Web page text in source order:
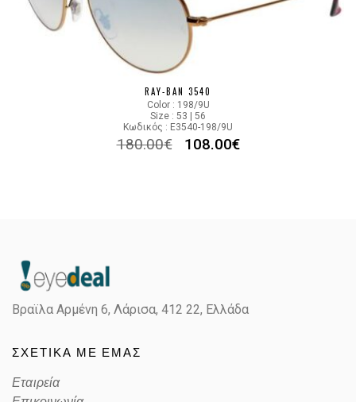
RAY-BAN 3540
Color : 198/9U
Size : 53 | 56
Κωδικός : E3540-198/9U
180.00€ 108.00€
Βραϊλα Αρμένη 6, Λάρισα, 412 22, Ελλάδα
ΣΧΕΤΙΚΑ ΜΕ ΕΜΑΣ
Εταιρεία